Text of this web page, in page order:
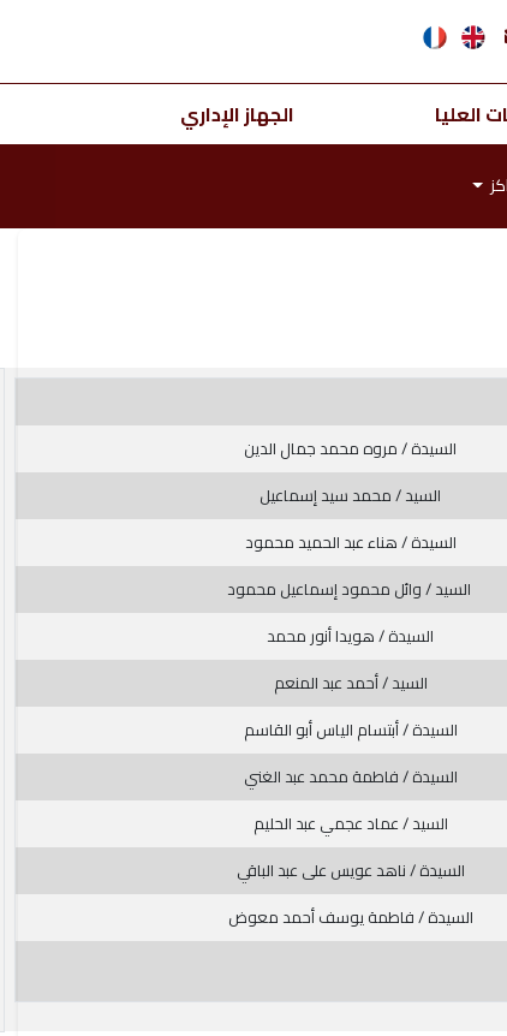
العليا الجهاز الإداري
السيدة / مروه محمد جمال الدين
السيد / محمد سيد إسماعيل
السيدة / هناء عبد الحميد محمود
السيدة / هويدا أنور محمد
السيد / أحمد عبد المنعم
السيدة / أبتسام الياس أبو القاسم
السيدة / فاطمة محمد عبد الغني
السيد / عماد عجمي عبد الحليم
السيدة / ناهد عويس على عبد الباقي
السيدة / فاطمة يوسف أحمد معوض